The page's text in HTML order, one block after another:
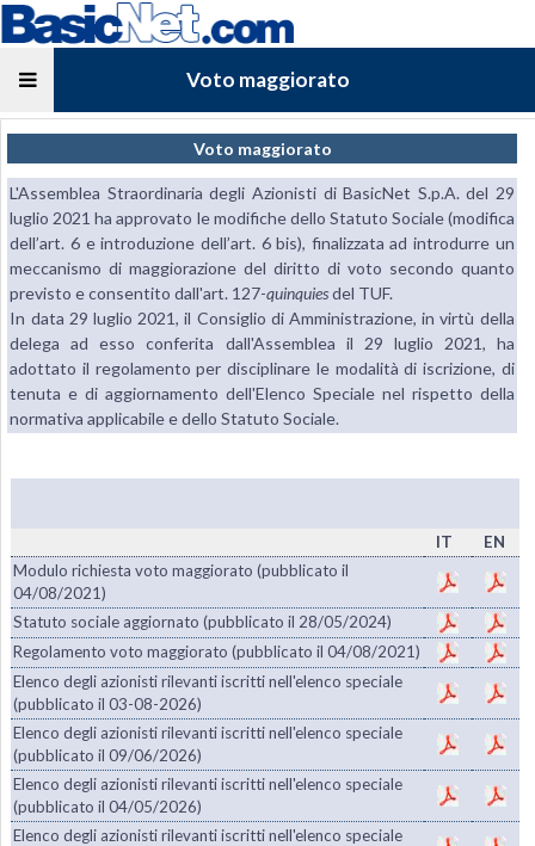
Voto maggiorato
Voto maggiorato
L'Assemblea Straordinaria degli Azionisti di BasicNet S.p.A. del 29
luglio 2021 ha approvato le modifiche dello Statuto Sociale (modifica
dell’art. 6 e introduzione dell’art. 6 bis), finalizzata ad introdurre un
meccanismo di maggiorazione del diritto di voto secondo quanto
previsto e consentito dall'art. 127-quinquiesdel TUF.
In data 29 luglio 2021, il Consiglio di Amministrazione, in virtù della
delega ad esso conferita dall'Assemblea il 29 luglio 2021, ha
adottato il regolamento per disciplinare le modalità di iscrizione, di
tenuta e di aggiornamento dell'Elenco Speciale nel rispetto della
normativa applicabile e dello Statuto Sociale.
IT
EN
Modulo richiesta voto maggiorato (pubblicato il
04/08/2021)
Statuto sociale aggiornato (pubblicato il 28/05/2024)
Regolamento voto maggiorato (pubblicato il 04/08/2021)
Elenco degli azionisti rilevanti iscritti nell'elenco speciale
(pubblicato il 03-08-2026)
Elenco degli azionisti rilevanti iscritti nell'elenco speciale
(pubblicato il 09/06/2026)
Elenco degli azionisti rilevanti iscritti nell'elenco speciale
(pubblicato il 04/05/2026)
Elenco degli azionisti rilevanti iscritti nell'elenco speciale